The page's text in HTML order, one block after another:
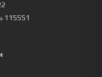
115551